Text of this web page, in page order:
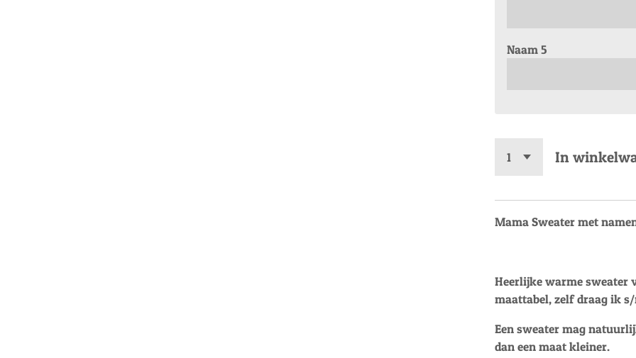
Naam 5
In
Mama Sweater met
Heerlijke warme sweater
maattabel, zelf draag ik
Een sweater mag
dan een maat kleiner.